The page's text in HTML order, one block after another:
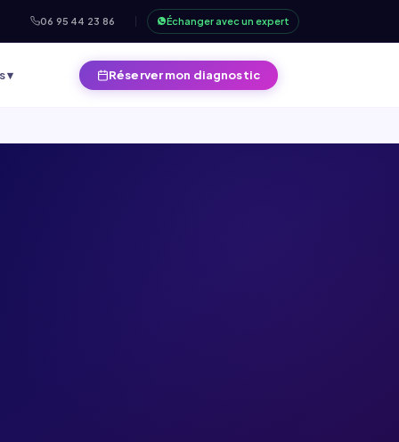
06 95 44 23 86 Échanger avec un expert
▾ Réserver mon diagnostic